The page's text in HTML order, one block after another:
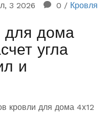
3 2026 0 / Кровля
для дома
угла
и
кровли для дома 4х12